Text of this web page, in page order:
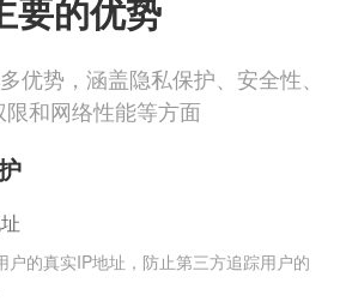
要的优势
优势，涵盖隐私保护、安全性、
限和网络性能等方面
户的真实IP地址，防止第三方追踪用户的